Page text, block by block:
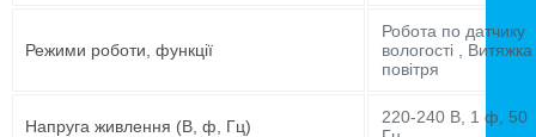
Режими роботи, функції
Робота по датчику
вологості , Витяжка
повітря
Напруга живлення (В, ф, Гц)
220-240 В, 1 ф, 50